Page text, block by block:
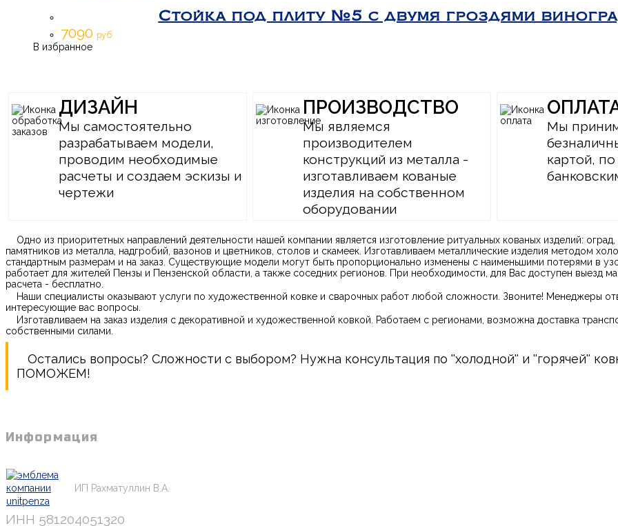
Стойка под плиту №5 с двумя гроздями
7090 руб
В избранное
ДИЗАЙН
Мы самостоятельно
разрабатываем модели,
проводим необходимые
расчеты и создаем эскизы и
чертежи
ПРОИЗВОДСТВО
Мы являемся
производителем
конструкций из металла -
изготавливаем кованые
изделия на собственном
оборудовании
Мы
картой, по
Одно из приоритетных направлений деятельности нашей компании является изготовление ритуальных кованых изделий:
памятников из металла, надгробий, вазонов и цветников, столов и скамеек. Изготавливаем металлические изделия методом
стандартным размерам и на заказ. Существующие модели могут быть пропорционально изменены с наименьшими потерями в
работает для жителей Пензы и Пензенской области, а также соседних регионов. При необходимости, для Вас доступен выезд
расчета - бесплатно.
Наши специалисты оказывают услуги по художественной ковке и сварочных работ любой сложности. Звоните! Менеджеры
интересующие вас вопросы.
Изготавливаем на заказ изделия с декоративной и художественной ковкой. Работаем с регионами, возможна доставка
собственными силами.
Остались вопросы? Сложности с выбором? Нужна консультация по ''холодной'' и ''горячей''
ПОМОЖЕМ!
Информация
ИП Рахматуллин В.А.
ИНН 581204051320